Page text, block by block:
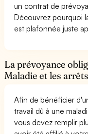
un contrat de
Découvrez pourquoi
est plafonnée juste
La prévoyance
Maladie et les
Afin de bénéficier
travail dû à une
vous devez remplir